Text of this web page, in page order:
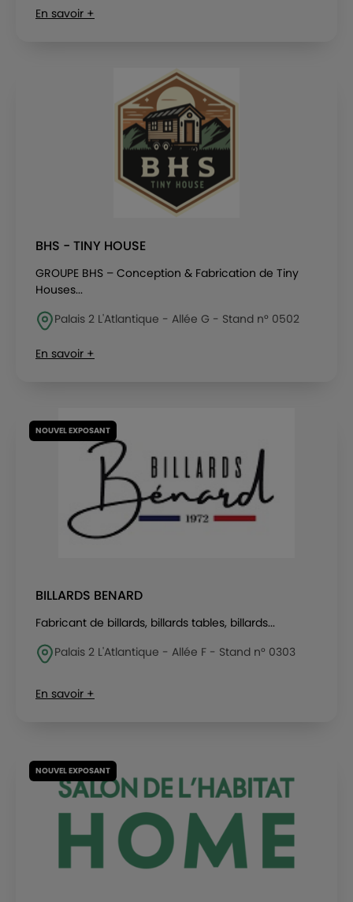
En savoir +
BHS - TINY HOUSE
GROUPE BHS – Conception & Fabrication de Tiny
Houses...
Palais 2 L'Atlantique - Allée G - Stand n° 0502
En savoir +
NOUVEL EXPOSANT
BILLARDS BENARD
Fabricant de billards, billards tables, billards...
Palais 2 L'Atlantique - Allée F - Stand n° 0303
En savoir +
NOUVEL EXPOSANT